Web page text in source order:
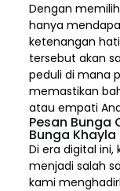
Dengan memilih
hanya
ketenangan
tersebut akan
peduli di mana
memastikan
atau empati
Pesan Bunga
Bunga Khayla
Di era digital
menjadi salah
kami